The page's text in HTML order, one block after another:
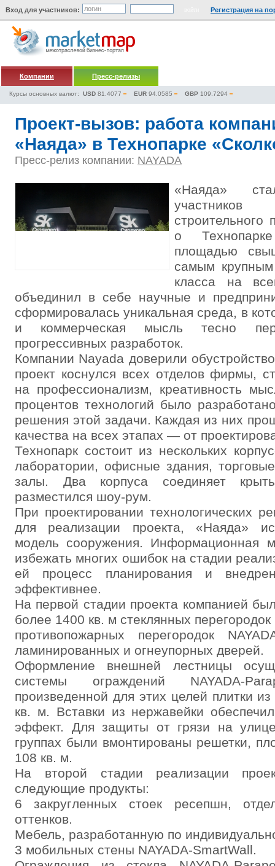
Вход для участников: Регистрация на
Компании Пресс-релизы
Курсы основных валют: USD 81.4077 EUR 94.0585 GBP 109.7294
Проект-вызов: работа
«Наяда» в Технопарке
Пресс-релиз компании: NAYADA
«Наяда»
строительного
о
площадью
самым
класса на
объединил в себе научные и
сформировалась уникальная среда, в
и коммерческая мысль тесно
прогрессивных разработок.
Компании Nayada доверили
проект коснулся всех отделов фирмы,
на профессионализм, креативность
процентов технологий было
решения этой задачи. Каждая из них
качества на всех этапах — от
Технопарк состоит из нескольких
лаборатории, офисные здания,
залы. Два корпуса соединяет
разместился шоу-рум.
При проектировании технологических
для реализации проекта, «Наяда»
модель сооружения. Информационная
избежать многих ошибок на стадии
ей процесс планирования и
эффективнее.
На первой стадии проекта компанией
более 1400 кв. м стеклянных
противопожарных перегородок
ламинированных и огнеупорных дверей.
Оформление внешней лестницы
системы ограждений NAYADA-
произведенной для этих целей плитки
кв. м. Вставки из нержавейки
эффект. Для защиты от грязи на
группах были вмонтированы решетки,
108 кв. м.
На второй стадии реализации
следующие продукты:
6 закругленных стоек ресепшн,
оттенков.
Мебель, разработанную по
3 мобильных стены NAYADA-SmartWall.